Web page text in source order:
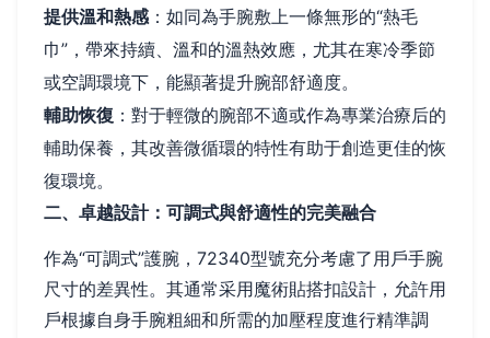
提供溫和熱感：如同為手腕敷上一條無形的“熱毛
巾”，帶來持續、溫和的溫熱效應，尤其在寒冷季節
或空調環境下，能顯著提升腕部舒適度。
輔助恢復 ：對于輕微的腕部不適或作為專業治療后的
輔助保養，其改善微循環的特性有助于創造更佳的恢
復環境。
二、卓越設計：可調式與舒適性的完美融合
作為“可調式”護腕，72340型號充分考慮了用戶手腕
尺寸的差異性。其通常采用魔術貼搭扣設計，允許用
戶根據自身手腕粗細和所需的加壓程度進行精準調